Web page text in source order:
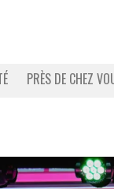
PRÈS DE CHEZ